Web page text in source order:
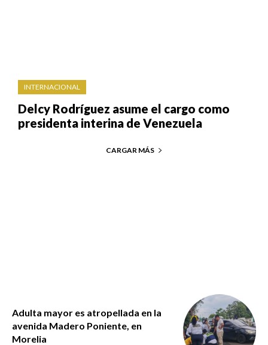
INTERNACIONAL
Delcy Rodríguez asume el cargo como
presidenta interina de Venezuela
CARGAR MÁS
Adulta mayor es atropellada en la
avenida Madero Poniente, en
Morelia